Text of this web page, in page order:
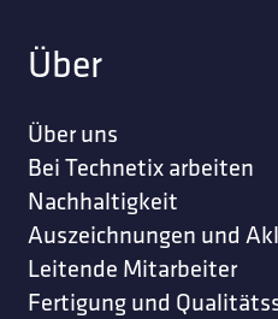
Über
Über uns
Bei Technetix arbeiten
Nachhaltigkeit
Auszeichnungen und
Leitende Mitarbeiter
Fertigung und